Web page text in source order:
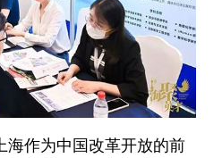
海作为中国改革开放的前